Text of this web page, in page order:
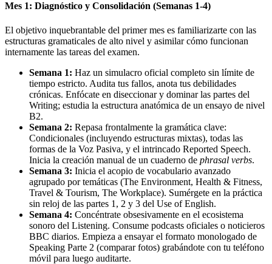
Mes 1: Diagnóstico y Consolidación (Semanas 1-4)
El objetivo inquebrantable del primer mes es familiarizarte con las
estructuras gramaticales de alto nivel y asimilar cómo funcionan
internamente las tareas del examen.
Semana 1: Haz un simulacro oficial completo sin límite de
tiempo estricto. Audita tus fallos, anota tus debilidades
crónicas. Enfócate en diseccionar y dominar las partes del
Writing; estudia la estructura anatómica de un ensayo de nivel
B2.
Semana 2: Repasa frontalmente la gramática clave:
Condicionales (incluyendo estructuras mixtas), todas las
formas de la Voz Pasiva, y el intrincado Reported Speech.
Inicia la creación manual de un cuaderno de phrasal verbs.
Semana 3: Inicia el acopio de vocabulario avanzado
agrupado por temáticas (The Environment, Health & Fitness,
Travel & Tourism, The Workplace). Sumérgete en la práctica
sin reloj de las partes 1, 2 y 3 del Use of English.
Semana 4: Concéntrate obsesivamente en el ecosistema
sonoro del Listening. Consume podcasts oficiales o noticieros
BBC diarios. Empieza a ensayar el formato monologado de
Speaking Parte 2 (comparar fotos) grabándote con tu teléfono
móvil para luego auditarte.